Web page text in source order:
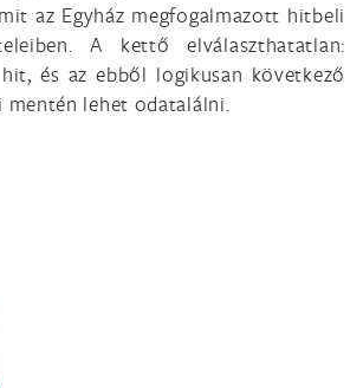
az Egyház megfogalmazott hitbeli
A kettő elválaszthatatlan:
és az ebből logikusan következő
mentén lehet odatalálni.